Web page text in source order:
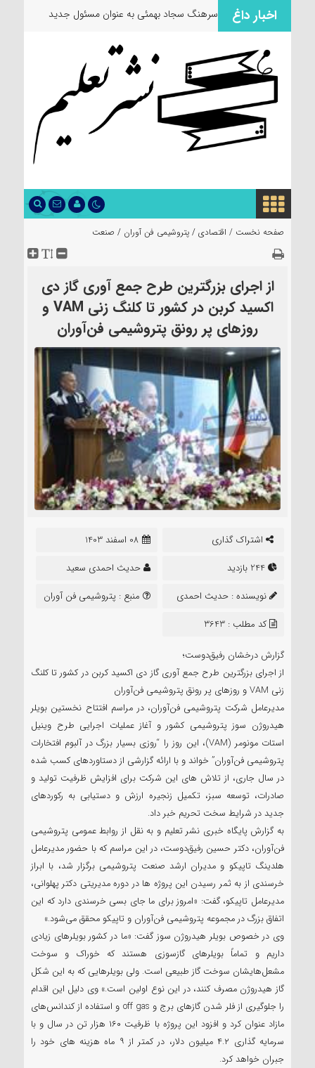
اخبار داغ
سرهنگ سجاد بهمئی به عنوان مسئول جدید
صفحه نخست / اقتصادی / پتروشیمی فن آوران / صنعت
از اجرای بزرگترین طرح جمع آوری گاز دی
اکسید کربن در کشور تا کلنگ زنی VAM و
روزهای پر رونق پتروشیمی فن‌آوران
اشتراک گذاری
08 اسفند 1403
حدیث احمدی سعید
نویسنده : حدیث احمدی
سعید
منبع : پتروشیمی فن آوران
کد مطلب : 3643
گزارش درخشان رفیق‌دوست؛
از اجرای بزرگترین طرح جمع آوری گاز دی اکسید کربن در کشور تا کلنگ
زنی VAM و روزهای پر رونق پتروشیمی فن‌آوران
مدیرعامل شرکت پتروشیمی فن‌آوران، در مراسم افتتاح نخستین بویلر
هیدروژن سوز پتروشیمی کشور و آغاز عملیات اجرایی طرح وینیل
استات مونومر (VAM)، این روز را “روزی بسیار بزرگ در آلبوم افتخارات
پتروشیمی فن‌آوران” خواند و با ارائه گزارشی از دستاوردهای کسب شده
در سال جاری، از تلاش های این شرکت برای افزایش ظرفیت تولید و
صادرات، توسعه سبز، تکمیل زنجیره ارزش و دستیابی به رکوردهای
جدید در شرایط سخت تحریم خبر داد.
به گزارش پایگاه خبری نشر تعلیم و به نقل از روابط عمومی پتروشیمی
فن‌آوران، دکتر حسین رفیق‌دوست، در این مراسم که با حضور مدیرعامل
هلدینگ تاپیکو و مدیران ارشد صنعت پتروشیمی برگزار شد، با ابراز
خرسندی از به ثمر رسیدن این پروژه ها در دوره مدیریتی دکتر پهلوانی،
مدیرعامل تاپیکو، گفت: «امروز برای ما جای بسی خرسندی دارد که این
اتفاق بزرگ در مجموعه پتروشیمی فن‌آوران و تاپیکو محقق می‌شود.»
وی در خصوص بویلر هیدروژن سوز گفت: «ما در کشور بویلرهای زیادی
داریم و تماماً بویلرهای گازسوزی هستند که خوراک و سوخت
مشعل‌هایشان سوخت گاز طبیعی است. ولی بویلرهایی که به این شکل
گاز هیدروژن مصرف کنند، در این نوع اولین است.» وی دلیل این اقدام
را جلوگیری از فلر شدن گازهای برج و off gas و استفاده از کندانس‌های
مازاد عنوان کرد و افزود این پروژه با ظرفیت ۱۶۰ هزار تن در سال و با
سرمایه گذاری ۴.۲ میلیون دلار، در کمتر از ۹ ماه هزینه های خود را
جبران خواهد کرد.